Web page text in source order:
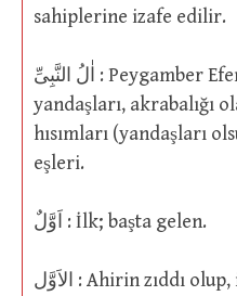
sahiplerine izafe edilir.
اٰلُ النَّبِىِّ : Peygamber Efendimiz’in (s.a.v)
yandaşları, akrabalığı
hısımları (yandaşları
eşleri.
اَوَّلٌ : İlk; başta gelen.
الاَوَّل : Ahirin zıddı olup, ilk, birinci, önceki,